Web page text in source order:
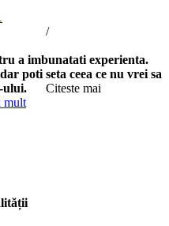
/
a imbunatati experienta.
poti seta ceea ce nu vrei sa
ului.
Citeste mai
mult